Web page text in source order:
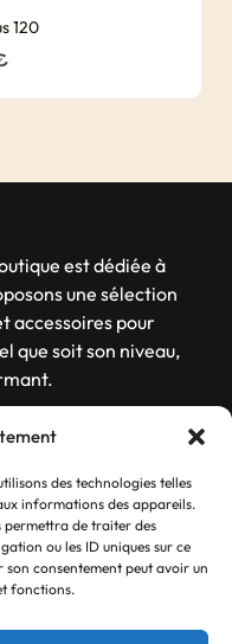
des technologies telles
informations des appareils.
permettra de traiter des
ou les ID uniques sur ce
consentement peut avoir un
fonctions.
120
est dédiée à
une sélection
accessoires pour
que soit son niveau,